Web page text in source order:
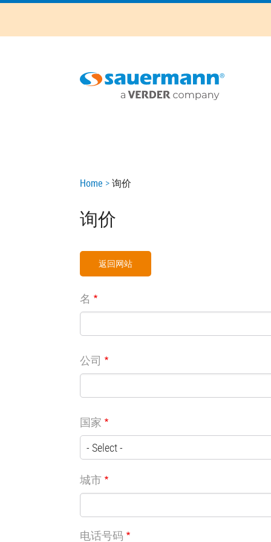
Skip
main
Breadcrumb
Home 询价
询价
返回网站
名
公司
国家
城市
电话号码